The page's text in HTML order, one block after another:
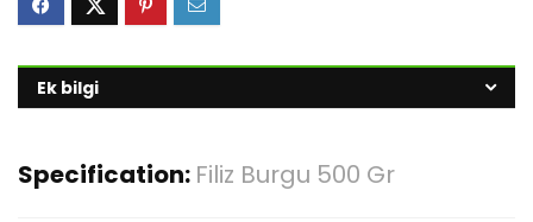
Ek bilgi
Specification: Filiz Burgu 500 Gr